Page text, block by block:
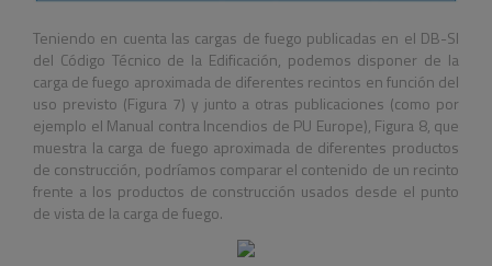
Teniendo en cuenta las cargas de fuego publicadas en el DB-SI
del Código Técnico de la Edificación, podemos disponer de la
carga de fuego aproximada de diferentes recintos en función del
uso previsto (Figura 7) y junto a otras publicaciones (como por
ejemplo el Manual contra Incendios de PU Europe), Figura 8, que
muestra la carga de fuego aproximada de diferentes productos
de construcción, podríamos comparar el contenido de un recinto
frente a los productos de construcción usados desde el punto
de vista de la carga de fuego.